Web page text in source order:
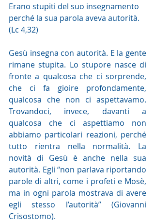
Erano stupiti del suo insegnamento
perché la sua parola aveva autorità.
(Lc 4,32)
Gesù insegna con autorità. E la gente
rimane stupita. Lo stupore nasce di
fronte a qualcosa che ci sorprende,
che ci fa gioire profondamente,
qualcosa che non ci aspettavamo.
Trovandoci, invece, davanti a
qualcosa che ci aspettiamo non
abbiamo particolari reazioni, perché
tutto rientra nella normalità. La
novità di Gesù è anche nella sua
autorità. Egli “non parlava riportando
parole di altri, come i profeti e Mosè,
ma in ogni parola mostrava di avere
egli stesso l’autorità” (Giovanni
Crisostomo).